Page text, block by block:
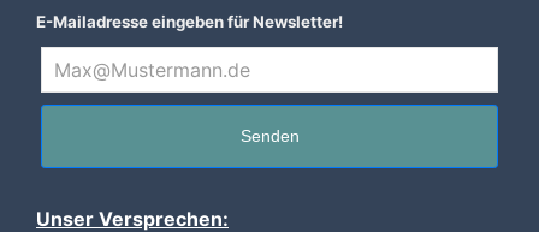
E-Mailadresse eingeben für Newsletter!
Senden
Unser Versprechen: